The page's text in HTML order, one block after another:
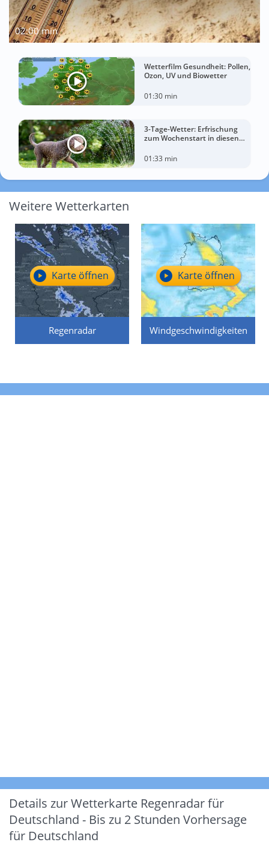
02:00 min
Wetterfilm Gesundheit: Pollen,
Ozon, UV und Biowetter
01:30 min
3-Tage-Wetter: Erfrischung
zum Wochenstart in diesen
01:33 min
Weitere Wetterkarten
Regenradar
Karte öffnen
Windgeschwindigkeiten
Karte öffnen
Details zur Wetterkarte Regenradar für
Deutschland - Bis zu 2 Stunden Vorhersage
für Deutschland